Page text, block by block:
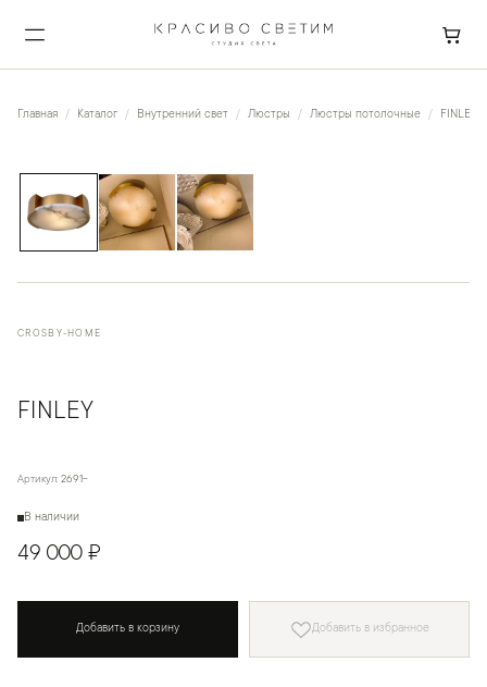
Главная Каталог Внутренний свет Люстры Люстры потолочные FINLEY
CROSBY-HOME
FINLEY
Артикул: 2691-
В наличии
49 000 ₽
Добавить в корзину Добавить в избранное